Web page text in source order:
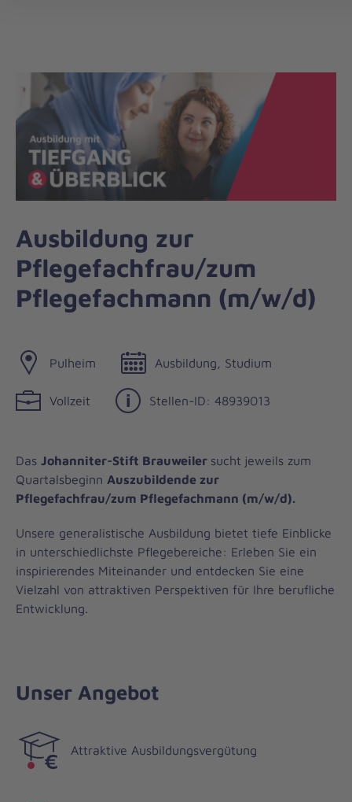
Leben
Ausbildung zur
Pflegefachfrau/zum
Pflegefachmann (m/w/d)
Pulheim Ausbildung, Studium
Vollzeit Stellen-ID: 48939013
Das Johanniter-Stift Brauweiler sucht jeweils zum
Quartalsbeginn Auszubildende zur
Pflegefachfrau/zum Pflegefachmann (m/w/d).
Unsere generalistische Ausbildung bietet tiefe Einblicke
in unterschiedlichste Pflegebereiche: Erleben Sie ein
inspirierendes Miteinander und entdecken Sie eine
Vielzahl von attraktiven Perspektiven für Ihre berufliche
Entwicklung.
Unser Angebot
Attraktive Ausbildungsvergütung